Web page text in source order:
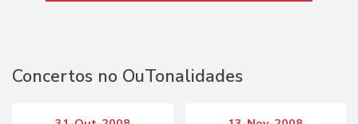
Concertos no OuTonalidades